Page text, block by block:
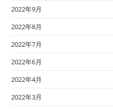
2022年9月
2022年8月
2022年7月
2022年6月
2022年4月
2022年3月